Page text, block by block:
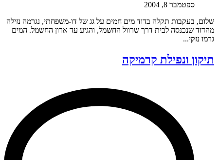
ספטמבר 8, 2004
שלום, בעקבות תקלה בדוד מים חמים על גג של דו-משפחתי, נגרמה נזילה
מהדוד שנכנסה לבית דרך שרוול החשמל, והגיע עד ארון החשמל. המים
גרמו נזקי...
תיקון ונפילת קרמיקה